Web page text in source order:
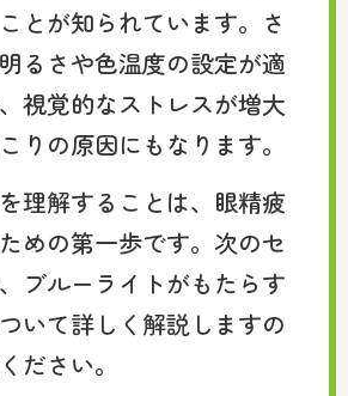
とが知られています。さ
るさや色温度の設定が適
視覚的なストレスが増大
りの原因にもなります。
理解することは、眼精疲
めの第一歩です。次のセ
ブルーライトがもたらす
いて詳しく解説しますの
ださい。